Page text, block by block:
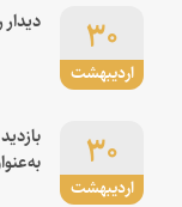
اردیبهشت
۳۰
اردیبهشت
۳۰